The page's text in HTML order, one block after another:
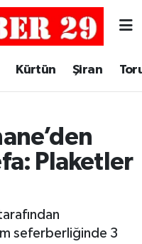
Kürtün Şiran
Plaketler
seferberliğinde 3
Fikstür